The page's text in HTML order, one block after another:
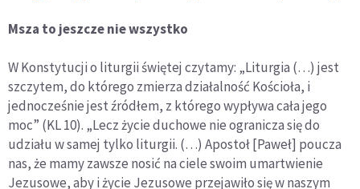
Msza to jeszcze nie wszystko
W Konstytucji o liturgii świętej czytamy: „Liturgia (…) jest
szczytem, do którego zmierza działalność Kościoła, i
jednocześnie jest źródłem, z którego wypływa cała jego
moc” (KL 10). „Lecz życie duchowe nie ogranicza się do
udziału w samej tylko liturgii. (…) Apostoł [Paweł] poucza
nas, że mamy zawsze nosić na ciele swoim umartwienie
Jezusowe, aby i życie Jezusowe przejawiło się w naszym